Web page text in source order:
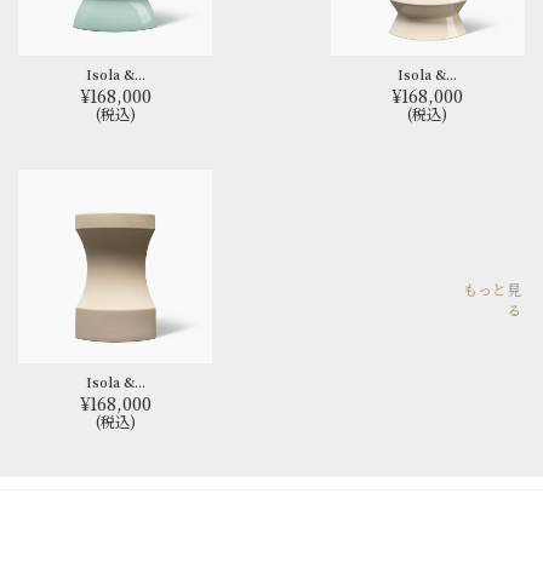
Isola &...
¥168,000
(税込)
Isola &...
¥168,000
(税込)
Isola &...
¥168,000
(税込)
もっと見
る